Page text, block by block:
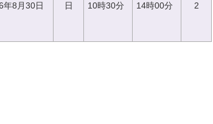
年8月30日 日 10時30分 14時00分 2